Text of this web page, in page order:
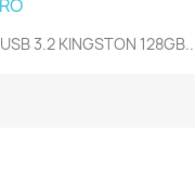
USB 3.2 KINGSTON